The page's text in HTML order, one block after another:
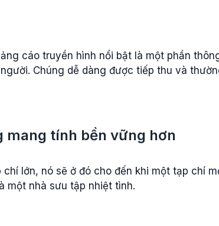
cáo truyền hình nổi bật là một phần
Chúng dễ dàng được tiếp thu và
mang tính bền vững hơn
lớn, nó sẽ ở đó cho đến khi một tạp chí
một nhà sưu tập nhiệt tình.